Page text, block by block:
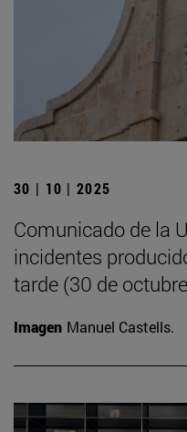
30 | 10 | 2025
Comunicado de la
incidentes
tarde (30 de
Imagen Manuel Castells.